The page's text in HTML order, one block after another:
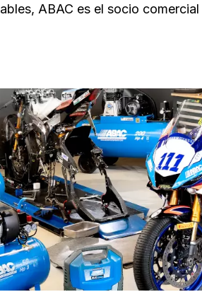
ABAC es el socio